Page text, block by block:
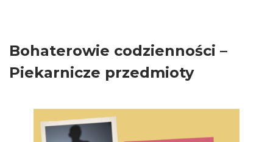
Bohaterowie codzienności –
Piekarnicze przedmioty